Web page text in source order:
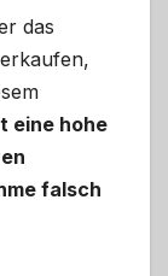
das
eine hohe
falsch